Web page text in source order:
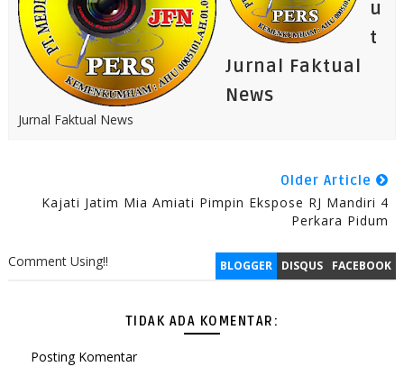
u
t
Jurnal Faktual
News
Jurnal Faktual News
Older Article
Kajati Jatim Mia Amiati Pimpin Ekspose RJ Mandiri 4
Perkara Pidum
BLOGGER DISQUS FACEBOOK
Comment Using!!
TIDAK ADA KOMENTAR:
Posting Komentar